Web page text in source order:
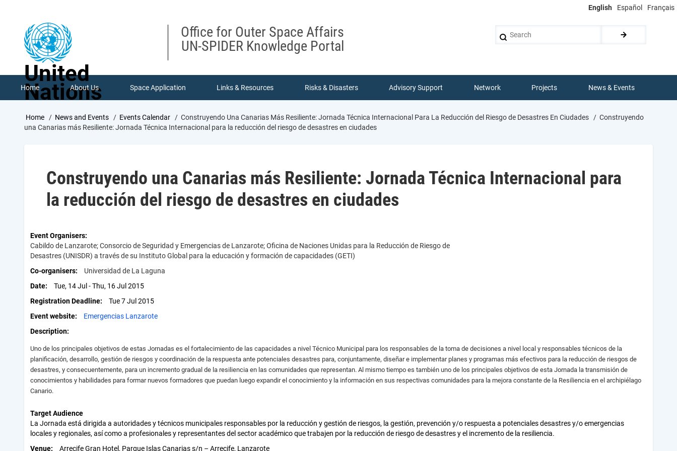
English Español Français
United
Nations
Office for Outer Space Affairs
UN-SPIDER Knowledge Portal
Home About Us Space Application Links & Resources Risks & Disasters Advisory Support Network Projects News & Events
Breadcrumb
Home News and Events Events Calendar Construyendo Una Canarias Más Resiliente: Jornada Técnica Internacional Para La Reducción del Riesgo de Desastres En Ciudades
Construyendo
una Canarias más Resiliente: Jornada Técnica Internacional para la reducción del riesgo de desastres en ciudades
Construyendo una Canarias más Resiliente: Jornada Técnica Internacional para
la reducción del riesgo de desastres en ciudades
Event Organisers
Cabildo de Lanzarote; Consorcio de Seguridad y Emergencias de Lanzarote; Oficina de Naciones Unidas para la Reducción de Riesgo de
Desastres (UNISDR) a través de su Instituto Global para la educación y formación de capacidades (GETI)
Co-organisers
Universidad de La Laguna
Date
Tue, 14 Jul - Thu, 16 Jul 2015
Registration Deadline
Tue 7 Jul 2015
Event website
Emergencias Lanzarote
Description
Uno de los principales objetivos de estas Jornadas es el fortalecimiento de las capacidades a nivel Técnico Municipal para los responsables de la toma de decisiones a nivel local y responsables técnicos de la
planificación, desarrollo, gestión de riesgos y coordinación de la respuesta ante potenciales desastres para, conjuntamente, diseñar e implementar planes y programas más efectivos para la reducción de riesgos de
desastres, y consecuentemente, para un incremento gradual de la resiliencia en las comunidades que representan. Al mismo tiempo es también uno de los principales objetivos de esta Jornada la transmisión de
conocimientos y habilidades para formar nuevos formadores que puedan luego expandir el conocimiento y la información en sus respectivas comunidades para la mejora constante de la Resiliencia en el archipiélago
Canario.
Target Audience
La Jornada está dirigida a autoridades y técnicos municipales responsables por la reducción y gestión de riesgos, la gestión, prevención y/o respuesta a potenciales desastres y/o emergencias
locales y regionales, así como a profesionales y representantes del sector académico que trabajen por la reducción de riesgo de desastres y el incremento de la resiliencia.
Venue
Arrecife Gran Hotel, Parque Islas Canarias s/n – Arrecife, Lanzarote